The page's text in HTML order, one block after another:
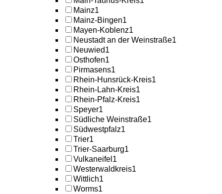
Mainz1
Mainz-Bingen1
Mayen-Koblenz1
Neustadt an der Weinstraße1
Neuwied1
Osthofen1
Pirmasens1
Rhein-Hunsrück-Kreis1
Rhein-Lahn-Kreis1
Rhein-Pfalz-Kreis1
Speyer1
Südliche Weinstraße1
Südwestpfalz1
Trier1
Trier-Saarburg1
Vulkaneifel 1
Westerwaldkreis1
Wittlich1
Worms1